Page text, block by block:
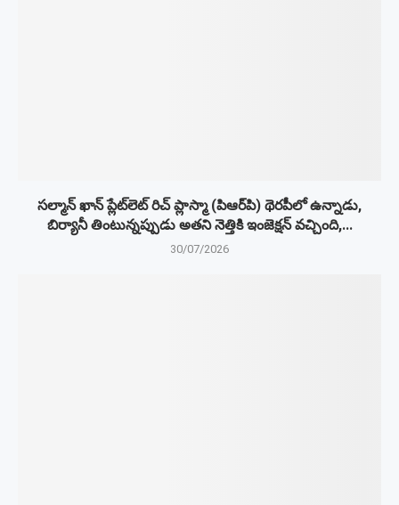
సల్మాన్ ఖాన్ ప్లేట్‌లెట్ రిచ్ ప్లాస్మా (పిఆర్‌పి) థెరపీలో ఉన్నాడు,
బిర్యానీ తింటున్నప్పుడు అతని నెత్తికి ఇంజెక్షన్ వచ్చింది,...
30/07/2026